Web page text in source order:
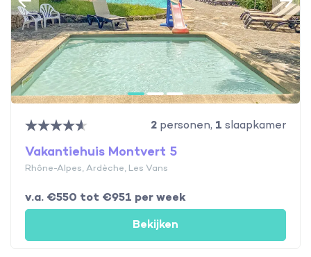
2 personen, 1 slaapkamer
Vakantiehuis Montvert 5
Rhône-Alpes, Ardèche, Les Vans
v.a. €550 tot €951 per week
Bekijken